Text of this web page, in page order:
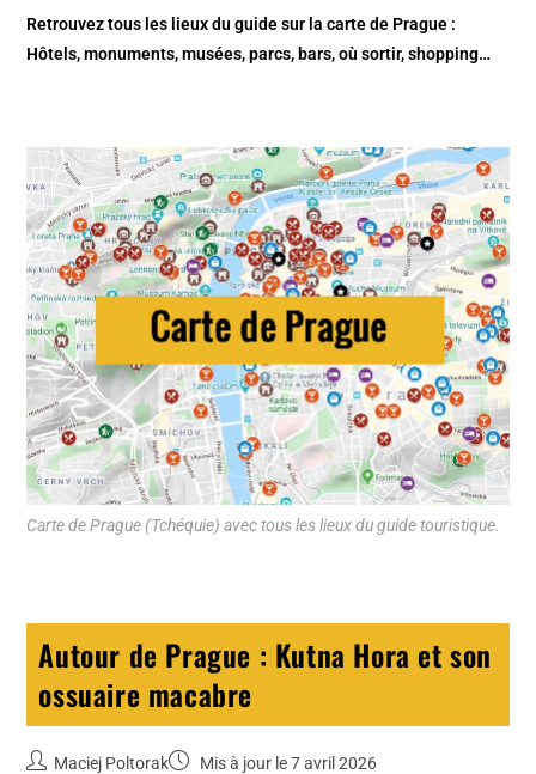
Retrouvez tous les lieux du guide sur lacarte de Prague :
Hôtels, monuments, musées, parcs, bars, où sortir, shopping…
Carte de Prague (Tchéquie) avec tous les lieux du guide touristique.
Autour de Prague : Kutna Hora et son
ossuaire macabre
Maciej Poltorak Mis à jour le 7 avril 2026